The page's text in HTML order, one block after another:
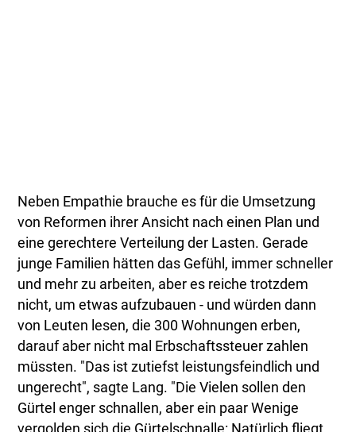
Neben Empathie brauche es für die Umsetzung
von Reformen ihrer Ansicht nach einen Plan und
eine gerechtere Verteilung der Lasten. Gerade
junge Familien hätten das Gefühl, immer schneller
und mehr zu arbeiten, aber es reiche trotzdem
nicht, um etwas aufzubauen - und würden dann
von Leuten lesen, die 300 Wohnungen erben,
darauf aber nicht mal Erbschaftssteuer zahlen
müssten. "Das ist zutiefst leistungsfeindlich und
ungerecht", sagte Lang. "Die Vielen sollen den
Gürtel enger schnallen, aber ein paar Wenige